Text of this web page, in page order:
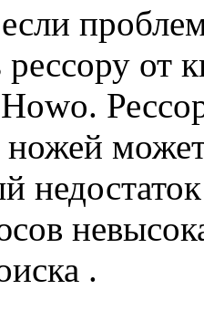
рессору от
.